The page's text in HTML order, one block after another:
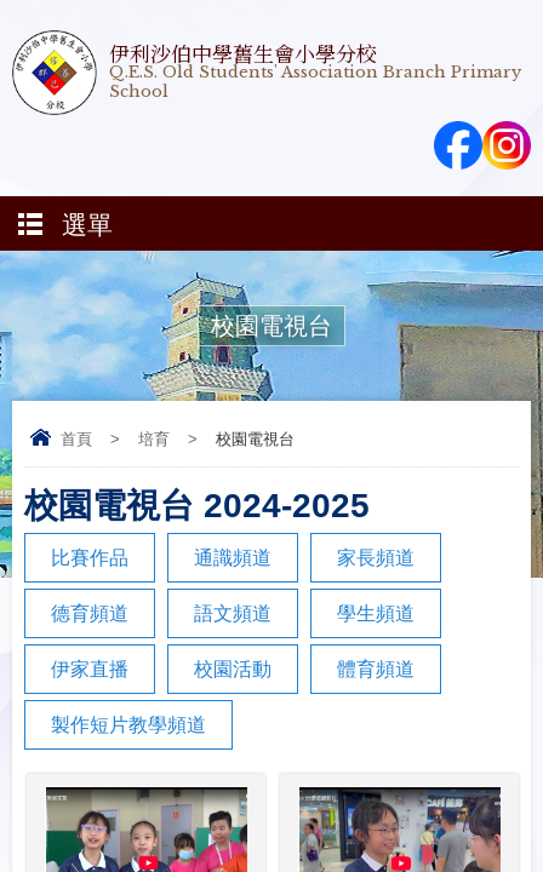
伊利沙伯中學舊生會小學分校
Q.E.S. Old Students' Association Branch Primary
School
選單
校園電視台
首頁 > 培育 > 校園電視台
校園電視台 2024-2025
比賽作品 通識頻道 家長頻道
德育頻道 語文頻道 學生頻道
伊家直播 校園活動 體育頻道
製作短片教學頻道